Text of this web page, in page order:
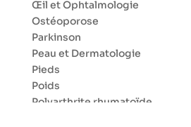
Œil et Ophtalmologie
Ostéoporose
Parkinson
Peau et Dermatologie
Pieds
Poids
Polyarthrite rhumatoïde